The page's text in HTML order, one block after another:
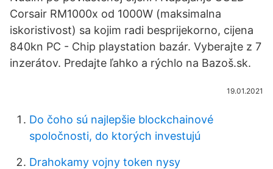
Corsair RM1000x od 1000W (maksimalna
iskoristivost) sa kojim radi besprijekorno, cijena
840kn PC - Chip playstation bazár. Vyberajte z 7
inzerátov. Predajte ľahko a rýchlo na Bazoš.sk.
19.01.2021
Do čoho sú najlepšie blockchainové
spoločnosti, do ktorých investujú
Drahokamy vojny token nysy